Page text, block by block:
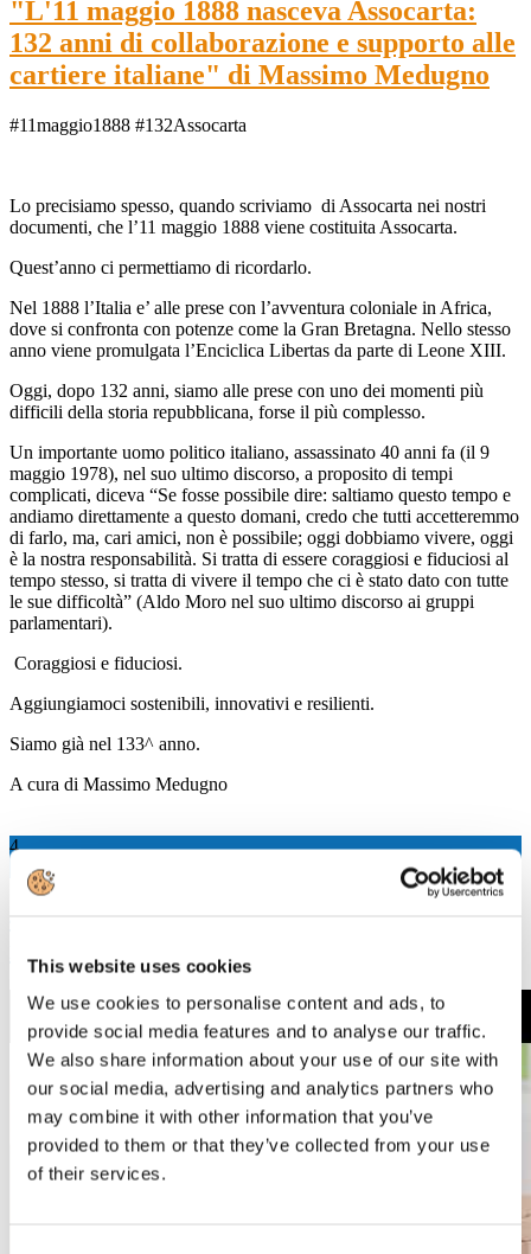
This website uses cookies
We use cookies to personalise content and ads, to
provide social media features and to analyse our traffic.
We also share information about your use of our site with
our social media, advertising and analytics partners who
may combine it with other information that you’ve
provided to them or that they’ve collected from your use
of their services.
"L'11 maggio 1888 nasceva Assocarta:
132 anni di collaborazione e supporto alle
cartiere italiane" di Massimo Medugno
#11maggio1888 #132Assocarta
Lo precisiamo spesso, quando scriviamo di Assocarta nei nostri
documenti, che l’11 maggio 1888 viene costituita Assocarta.
Quest’anno ci permettiamo di ricordarlo.
Nel 1888 l’Italia e’ alle prese con l’avventura coloniale in Africa,
dove si confronta con potenze come la Gran Bretagna. Nello stesso
anno viene promulgata l’Enciclica Libertas da parte di Leone XIII.
Oggi, dopo 132 anni, siamo alle prese con uno dei momenti più
difficili della storia repubblicana, forse il più complesso.
Un importante uomo politico italiano, assassinato 40 anni fa (il 9
maggio 1978), nel suo ultimo discorso, a proposito di tempi
complicati, diceva “Se fosse possibile dire: saltiamo questo tempo e
andiamo direttamente a questo domani, credo che tutti accetteremmo
di farlo, ma, cari amici, non è possibile; oggi dobbiamo vivere, oggi
è la nostra responsabilità. Si tratta di essere coraggiosi e fiduciosi al
tempo stesso, si tratta di vivere il tempo che ci è stato dato con tutte
le sue difficoltà” (Aldo Moro nel suo ultimo discorso ai gruppi
parlamentari).
Coraggiosi e fiduciosi.
Aggiungiamoci sostenibili, innovativi e resilienti.
Siamo già nel 133^ anno.
A cura di Massimo Medugno
4
Mag, 2020